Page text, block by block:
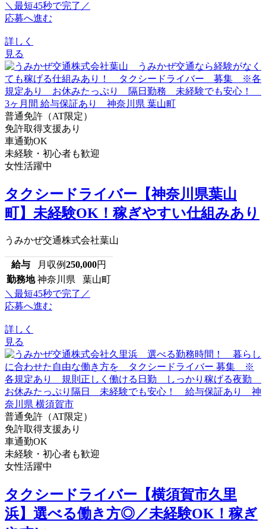
＼最短45秒で完了／
応募へ進む
詳しく
見る
普通免許（AT限定）
免許取得支援あり
車通勤OK
未経験・初心者も歓迎
女性活躍中
タクシードライバー【神奈川県葉山
町】未経験OK！稼ぎやすい仕組みあり
うみかぜ交通株式会社葉山
給与 月収例250,000円
勤務地 神奈川県 葉山町
＼最短45秒で完了／
応募へ進む
詳しく
見る
普通免許（AT限定）
免許取得支援あり
車通勤OK
未経験・初心者も歓迎
女性活躍中
タクシードライバー【横須賀市久里
浜】選べる働き方◎／未経験OK！稼ぎ